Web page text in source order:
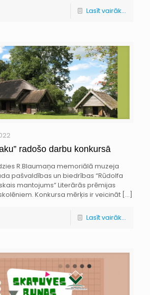
Lasīt vairāk...
radošo darbu konkursā
R.Blaumaņa memoriālā muzeja
pašvaldības un biedrības “Rūdolfa
mantojums” Literārās prēmijas
Konkursa mērķis ir veicināt […]
Lasīt vairāk...